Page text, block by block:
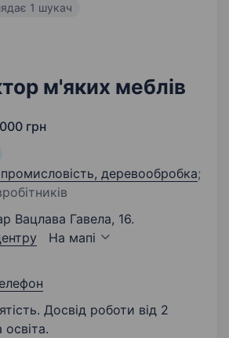
1 шукач
м'яких меблів
грн
промисловість, деревообробка;
Вацлава Гавела, 16.
На мапі
Досвід роботи від 2